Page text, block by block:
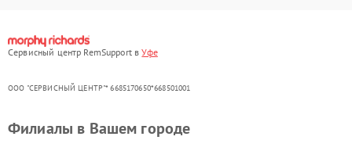
Сервисный центр RemSupport вУфе
ООО "СЕРВИСНЫЙ ЦЕНТР"* 6685170650*668501001
Филиалы в Вашем городе